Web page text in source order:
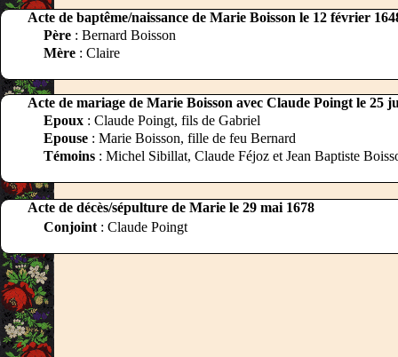
Acte de baptême/naissance de Marie Boisson le 12 février
Père : Bernard Boisson
Mère : Claire
Acte de mariage de Marie Boisson avec Claude Poingt le 25
Epoux : Claude Poingt, fils de Gabriel
Epouse : Marie Boisson, fille de feu Bernard
Témoins : Michel Sibillat, Claude Féjoz et Jean Baptiste
Acte de décès/sépulture de Marie le 29 mai 1678
Conjoint : Claude Poingt